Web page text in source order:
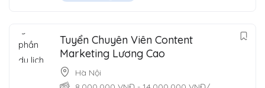
Tuyển Chuyên Viên Content
Marketing Lương Cao
Hà Nội